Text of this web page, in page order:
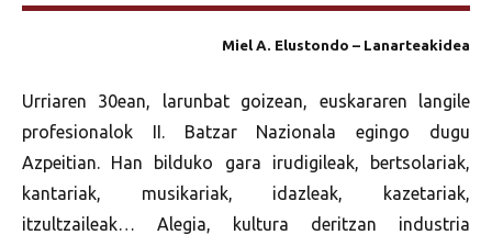
Miel A. Elustondo – Lanarteakidea
Urriaren 30ean, larunbat goizean, euskararen langile
profesionalok II. Batzar Nazionala egingo dugu
Azpeitian. Han bilduko gara irudigileak, bertsolariak,
kantariak, musikariak, idazleak, kazetariak,
itzultzaileak… Alegia, kultura deritzan industria